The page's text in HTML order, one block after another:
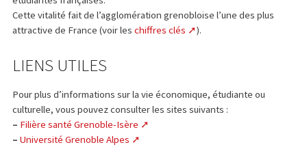
Cette vitalité fait de l’agglomération grenobloise l’une des plus
attractive de France (voir leschiffres clés ).
LIENS UTILES
Pour plus d’informations sur la vie économique, étudiante ou
culturelle, vous pouvez consulter les sites suivants :
– Filière santé Grenoble-Isère
– Université Grenoble Alpes